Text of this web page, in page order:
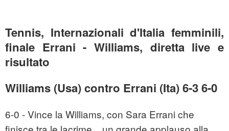
Tennis, Internazionali d'Italia femminili,
finale Errani - Williams, diretta live e
risultato
Williams (Usa) contro Errani (Ita) 6-3 6-0
6-0 - Vince la Williams, con Sara Errani che